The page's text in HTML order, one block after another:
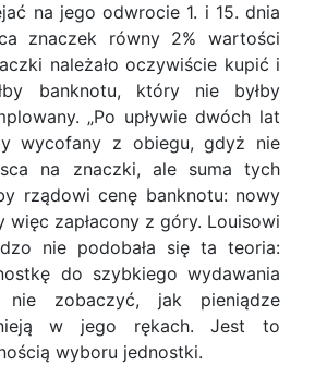
na jego odwrocie 1. i 15. dnia
znaczek równy 2% wartości
należało oczywiście kupić i
banknotu, który nie byłby
„Po upływie dwóch lat
wycofany z obiegu, gdyż nie
na znaczki, ale suma tych
rządowi cenę banknotu: nowy
więc zapłacony z góry. Louisowi
nie podobała się ta teoria:
do szybkiego wydawania
nie zobaczyć, jak pieniądze
w jego rękach. Jest to
wyboru jednostki.